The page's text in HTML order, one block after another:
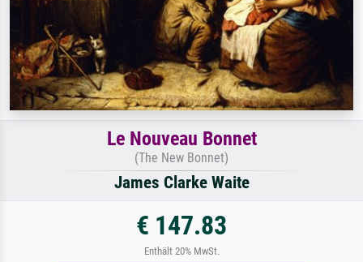
Le Nouveau Bonnet
(The New Bonnet)
James Clarke Waite
€ 147.83
Enthält 20% MwSt.